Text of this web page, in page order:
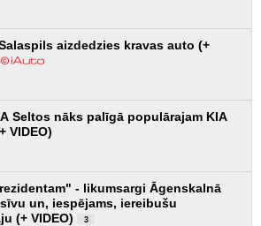
aizdedzies kravas auto (+
Seltos nāks palīgā populārajam KIA
VIDEO)
- likumsargi Āgenskalnā
un, iespējams, iereibušu
(+ VIDEO)
3